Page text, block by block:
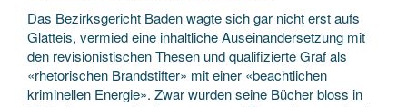
Das Bezirksgericht Baden wagte sich gar nicht erst aufs
Glatteis, vermied eine inhaltliche Auseinandersetzung mit
den revisionistischen Thesen und qualifizierte Graf als
«rhetorischen Brandstifter» mit einer «beachtlichen
kriminellen Energie». Zwar wurden seine Bücher bloss in